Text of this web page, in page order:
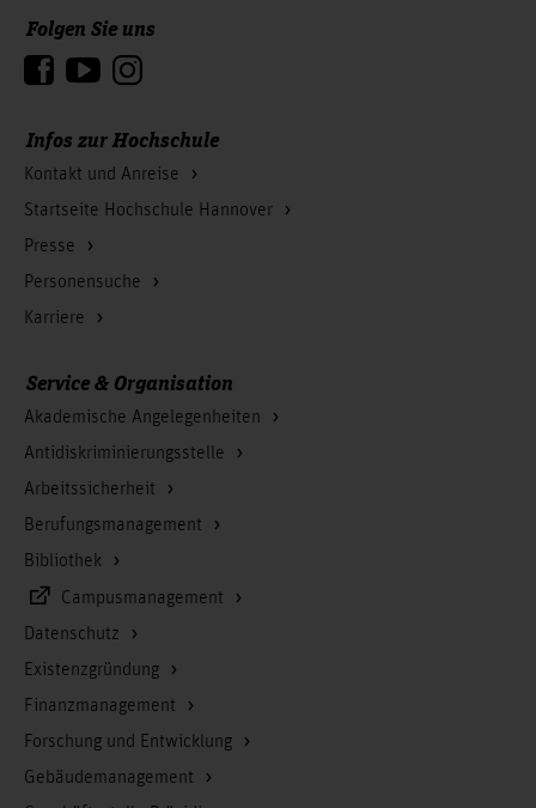
Infos zur Hochschule
Kontakt und Anreise
Startseite Hochschule Hannover
Presse
Personensuche
Karriere
Folgen Sie uns
Service & Organisation
Akademische Angelegenheiten
Antidiskriminierungsstelle
Arbeitssicherheit
Berufungsmanagement
Bibliothek
Campusmanagement
Datenschutz
Existenzgründung
Finanzmanagement
Forschung und Entwicklung
Gebäudemanagement